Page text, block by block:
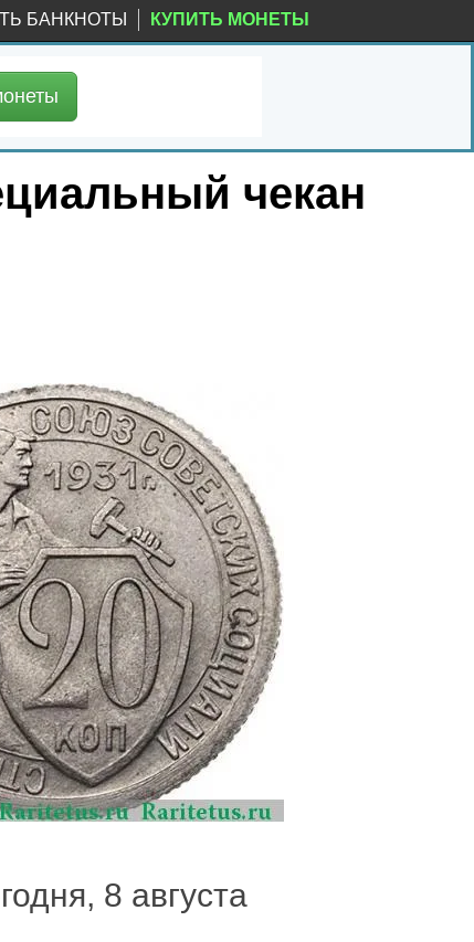
БАНКНОТЫ КУПИТЬ МОНЕТЫ
чекан
8 августа